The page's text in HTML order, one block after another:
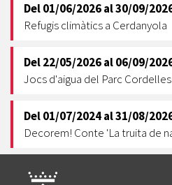
Del01/06/2026al30/09/
Refugis climàtics a Cerdanyola
Del22/05/2026al06/09/
Jocs d'aigua del Parc Cordelles
Del01/07/2024al31/08/
Decorem! Conte 'La truita de